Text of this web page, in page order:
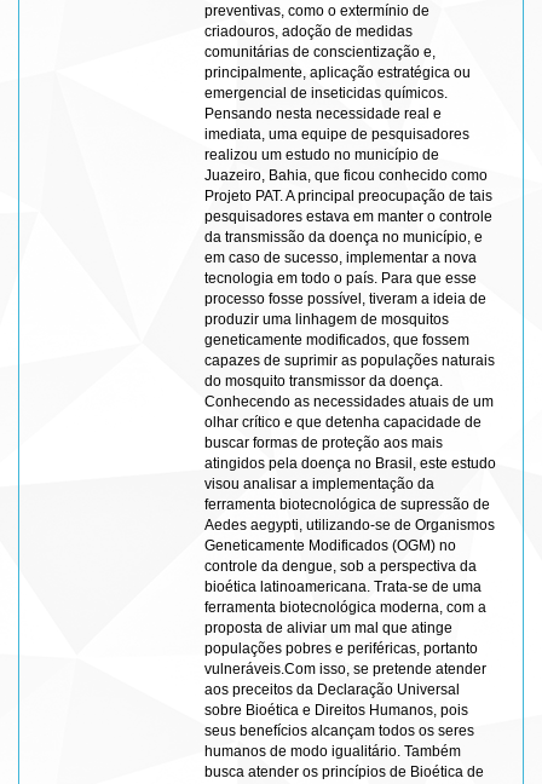
preventivas, como o extermínio de
criadouros, adoção de medidas
comunitárias de conscientização e,
principalmente, aplicação estratégica ou
emergencial de inseticidas químicos.
Pensando nesta necessidade real e
imediata, uma equipe de pesquisadores
realizou um estudo no município de
Juazeiro, Bahia, que ficou conhecido como
Projeto PAT. A principal preocupação de tais
pesquisadores estava em manter o controle
da transmissão da doença no município, e
em caso de sucesso, implementar a nova
tecnologia em todo o país. Para que esse
processo fosse possível, tiveram a ideia de
produzir uma linhagem de mosquitos
geneticamente modificados, que fossem
capazes de suprimir as populações naturais
do mosquito transmissor da doença.
Conhecendo as necessidades atuais de um
olhar crítico e que detenha capacidade de
buscar formas de proteção aos mais
atingidos pela doença no Brasil, este estudo
visou analisar a implementação da
ferramenta biotecnológica de supressão de
Aedes aegypti, utilizando-se de Organismos
Geneticamente Modificados (OGM) no
controle da dengue, sob a perspectiva da
bioética latinoamericana. Trata-se de uma
ferramenta biotecnológica moderna, com a
proposta de aliviar um mal que atinge
populações pobres e periféricas, portanto
vulneráveis.Com isso, se pretende atender
aos preceitos da Declaração Universal
sobre Bioética e Direitos Humanos, pois
seus benefícios alcançam todos os seres
humanos de modo igualitário. Também
busca atender os princípios de Bioética de